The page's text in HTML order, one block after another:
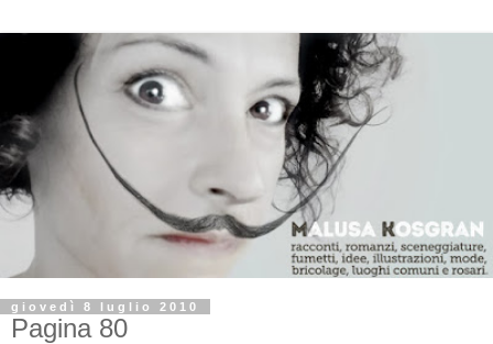
giovedì 8 luglio 2010
Pagina 80